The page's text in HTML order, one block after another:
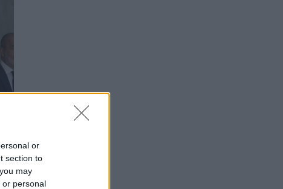
or
section to
may
or personal